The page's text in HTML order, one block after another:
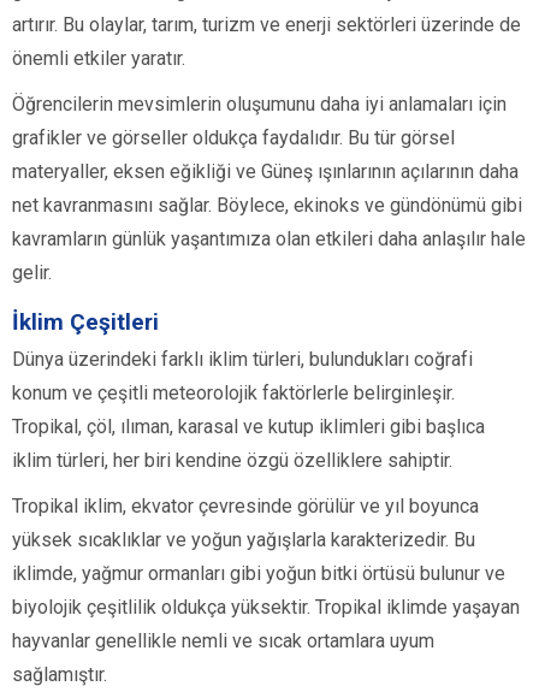
artırır. Bu olaylar, tarım, turizm ve enerji sektörleri üzerinde de
önemli etkiler yaratır.
Öğrencilerin mevsimlerin oluşumunu daha iyi anlamaları için
grafikler ve görseller oldukça faydalıdır. Bu tür görsel
materyaller, eksen eğikliği ve Güneş ışınlarının açılarının daha
net kavranmasını sağlar. Böylece, ekinoks ve gündönümü gibi
kavramların günlük yaşantımıza olan etkileri daha anlaşılır hale
gelir.
İklim Çeşitleri
Dünya üzerindeki farklı iklim türleri, bulundukları coğrafi
konum ve çeşitli meteorolojik faktörlerle belirginleşir.
Tropikal, çöl, ılıman, karasal ve kutup iklimleri gibi başlıca
iklim türleri, her biri kendine özgü özelliklere sahiptir.
Tropikal iklim, ekvator çevresinde görülür ve yıl boyunca
yüksek sıcaklıklar ve yoğun yağışlarla karakterizedir. Bu
iklimde, yağmur ormanları gibi yoğun bitki örtüsü bulunur ve
biyolojik çeşitlilik oldukça yüksektir. Tropikal iklimde yaşayan
hayvanlar genellikle nemli ve sıcak ortamlara uyum
sağlamıştır.